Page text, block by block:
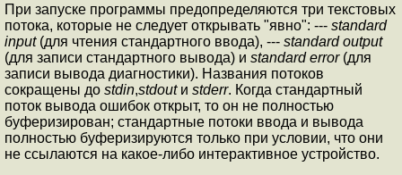
При запуске программы предопределяются три текстовых
потока, которые не следует открывать "явно": --- standard
input (для чтения стандартного ввода), --- standard output
(для записи стандартного вывода) и standard error(для
записи вывода диагностики). Названия потоков
сокращены до stdin,stdoutи stderr. Когда стандартный
поток вывода ошибок открыт, то он не полностью
буферизирован; стандартные потоки ввода и вывода
полностью буферизируются только при условии, что они
не ссылаются на какое-либо интерактивное устройство.